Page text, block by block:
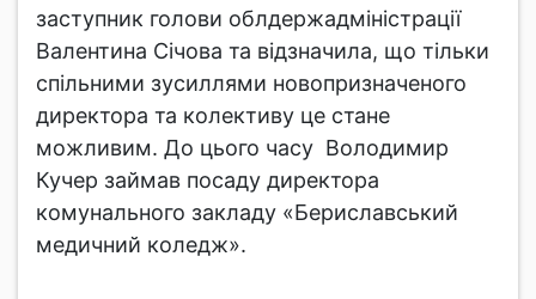
заступник голови облдержадміністрації
Валентина Січова та відзначила, що тільки
спільними зусиллями новопризначеного
директора та колективу це стане
можливим. До цього часу Володимир
Кучер займав посаду директора
комунального закладу «Бериславський
медичний коледж».